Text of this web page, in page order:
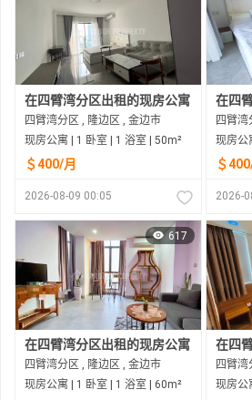
在四臂湾分区出租的现房公寓
四臂湾分区 , 隆边区 , 金边市
现房公寓 | 1 卧室 | 1 浴室 | 50m²
＄400/月
2026-08-09 00:05
在四
四臂湾
现房公
＄
2026-
617
在四臂湾分区出租的现房公寓
四臂湾分区 , 隆边区 , 金边市
现房公寓 | 1 卧室 | 1 浴室 | 60m²
在四
四臂湾
现房公